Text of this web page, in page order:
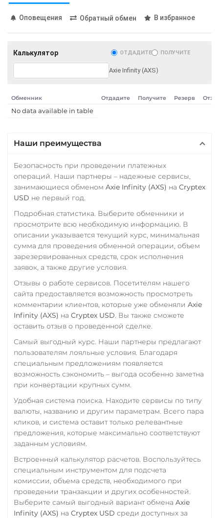
Оповещения Обратный обмен В избранное
Калькулятор ОТДАДИТЕ ПОЛУЧИТЕ
Axie Infinity (AXS)
Обменник Отдадите Получите Резерв
No data available in table
Наши преимущества
Безопасность при проведении платежных
операций. Наши партнеры – надежные сервисы,
занимающиеся обменом Axie Infinity (AXS) на Cryptex
USD не первый год.
Подробная статистика. Выберите обменники и
просмотрите всю необходимую информацию. В
описании указывается текущий курс, минимальная
сумма для проведения обменной операции, объем
зарезервированных средств, срок исполнения
заявок, а также другие условия.
Отзывы о работе сервисов. Посетителям нашего
сайта предоставляется возможность просмотреть
комментарии клиентов, которые уже обменяли Axie
Infinity (AXS) на Cryptex USD. Вы также сможете
оставить отзыв о проведенной сделке.
Самый выгодный курс. Наши партнеры предлагают
пользователям лояльные условия. Благодаря
специальным предложениям появляется
возможность сэкономить – выгода особенно заметна
при конвертации крупных сумм.
Удобная система поиска. Находите сервисы по типу
валюты, названию и другим параметрам. Всего пара
кликов, и система оставит только релевантные
предложения, которые максимально соответствуют
заданным условиям.
Встроенный калькулятор расчетов. Воспользуйтесь
специальным инструментом для подсчета
комиссии, объема средств, необходимого при
проведении транзакции и других особенностей.
Выберите самый выгодный вариант обмена Axie
Infinity (AXS) на Cryptex USD среди доступных за